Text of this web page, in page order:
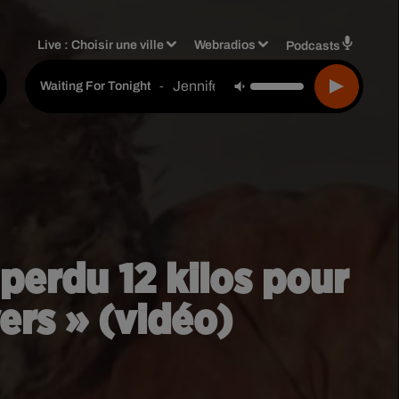
Live :Choisir une ville Webradios Podcasts
Waiting For Tonight - Jennifer Lopez
12 kilos pour
» (vidéo)